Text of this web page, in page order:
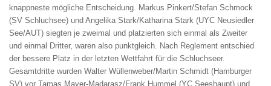
knappneste mögliche Entscheidung. Markus Pinkert/Stefan Schmock
(SV Schluchsee) und Angelika Stark/Katharina Stark (UYC Neusiedler
See/AUT) siegten je zweimal und platzierten sich einmal als Zweiter
und einmal Dritter, waren also punktgleich. Nach Reglement entschied
der bessere Platz in der letzten Wettfahrt für die Schluchseer.
Gesamtdritte wurden Walter Wüllenweber/Martin Schmidt (Hamburger
SV) vor Tamas Mayer-Madarasz/Frank Hummel (YC Seeshaupt) und